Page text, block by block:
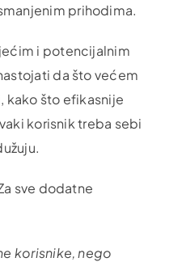
prihodima.
i potencijalnim
da što većem
kako što efikasnije
korisnik treba sebi
sve dodatne
korisnike, nego